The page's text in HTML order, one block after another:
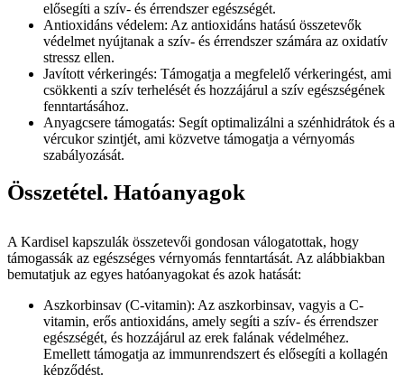
elősegíti a szív- és érrendszer egészségét.
Antioxidáns védelem: Az antioxidáns hatású összetevők
védelmet nyújtanak a szív- és érrendszer számára az oxidatív
stressz ellen.
Javított vérkeringés: Támogatja a megfelelő vérkeringést, ami
csökkenti a szív terhelését és hozzájárul a szív egészségének
fenntartásához.
Anyagcsere támogatás: Segít optimalizálni a szénhidrátok és a
vércukor szintjét, ami közvetve támogatja a vérnyomás
szabályozását.
Összetétel. Hatóanyagok
A Kardisel kapszulák összetevői gondosan válogatottak, hogy
támogassák az egészséges vérnyomás fenntartását. Az alábbiakban
bemutatjuk az egyes hatóanyagokat és azok hatását:
Aszkorbinsav (C-vitamin): Az aszkorbinsav, vagyis a C-
vitamin, erős antioxidáns, amely segíti a szív- és érrendszer
egészségét, és hozzájárul az erek falának védelméhez.
Emellett támogatja az immunrendszert és elősegíti a kollagén
képződést.